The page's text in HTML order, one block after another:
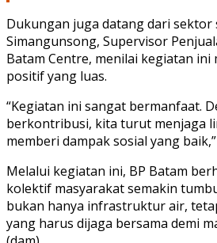
Dukungan juga datang dari sektor
Simangunsong, Supervisor
Batam Centre, menilai kegiatan ini
positif yang luas.
“Kegiatan ini sangat bermanfaat.
berkontribusi, kita turut menjaga
memberi dampak sosial yang
Melalui kegiatan ini, BP Batam
kolektif masyarakat semakin
bukan hanya infrastruktur air,
yang harus dijaga bersama demi